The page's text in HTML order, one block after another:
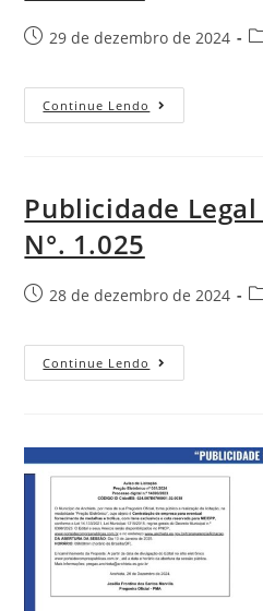
29 de dezembro de 2024
Continue Lendo
Publicidade
N°. 1.025
28 de dezembro de 2024
Continue Lendo